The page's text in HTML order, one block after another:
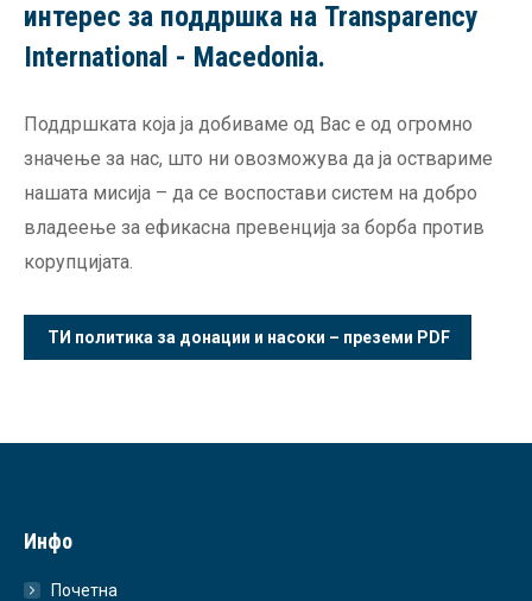
интерес за поддршка на Transparency
International - Macedonia.
Поддршката која ја добиваме од Вас е од огромно
значење за нас, што ни овозможува да ја оствариме
нашата мисија – да се воспостави систем на добро
владеење за ефикасна превенција за борба против
корупцијата.
ТИ политика за донации и насоки – преземи PDF
Инфо
Почетна